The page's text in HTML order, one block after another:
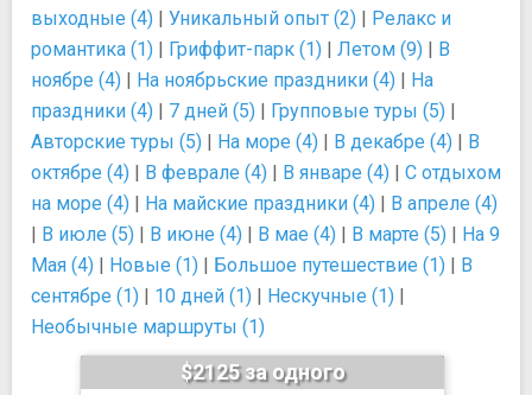
выходные (4) | Уникальный опыт (2) | Релакс и
романтика (1) | Гриффит-парк (1) | Летом (9) | В
ноябре (4) | На ноябрьские праздники (4) | На
праздники (4) | 7 дней (5) | Групповые туры (5) |
Авторские туры (5) | На море (4) | В декабре (4) | В
октябре (4) | В феврале (4) | В январе (4) | С отдыхом
на море (4) | На майские праздники (4) | В апреле (4)
| В июле (5) | В июне (4) | В мае (4) | В марте (5) | На 9
Мая (4) | Новые (1) | Большое путешествие (1) | В
сентябре (1) | 10 дней (1) | Нескучные (1) |
Необычные маршруты (1)
$2125 за одного